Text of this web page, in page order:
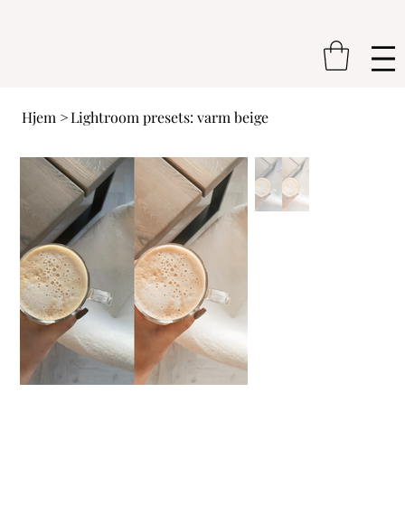
Hjem >Lightroom presets: varm beige